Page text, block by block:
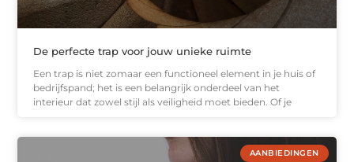
De perfecte trap voor jouw unieke ruimte
Een trap is niet zomaar een functioneel element in je huis of
bedrijfspand; het is een belangrijk onderdeel van het
interieur dat zowel stijl als veiligheid moet bieden. Of je
AANBIEDINGEN